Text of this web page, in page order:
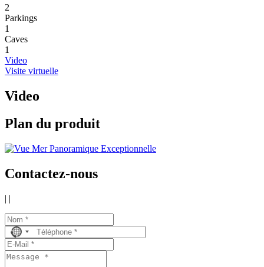
2
Parkings
1
Caves
1
Video
Visite virtuelle
Video
Plan du produit
Contactez-nous
| |
No
country
selected